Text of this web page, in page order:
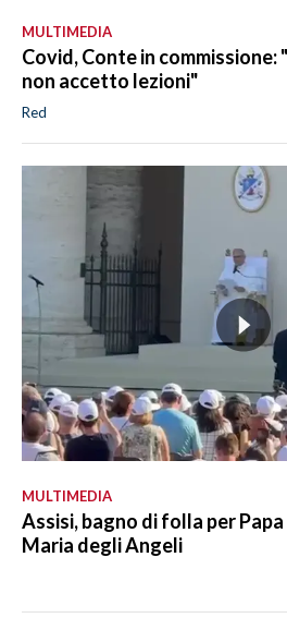
MULTIMEDIA
Covid, Conte in
non accetto lezioni"
Red
MULTIMEDIA
Assisi, bagno di folla per Papa
Maria degli Angeli